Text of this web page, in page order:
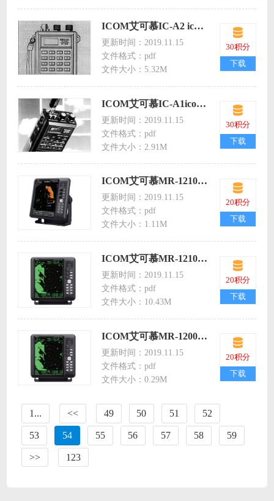
ICOM艾可慕IC-A2 icoma2航空手持对讲机英文说明书
更新时间：2019.11.15
文件格式：pdf
文件大小：5.32M
30积分
下载
ICOM艾可慕IC-A1icoma1航空手持对讲机英文说明书
更新时间：2019.11.15
文件格式：pdf
文件大小：2.91M
30积分
下载
ICOM艾可慕MR-1210R2_T2_T3_OG_0 icom1210r2海事接收机英文说明书
更新时间：2019.11.15
文件格式：pdf
文件大小：1.11M
20积分
下载
ICOM艾可慕MR-1210R2_T2_T3_2 icom1210r2海事雷达英文说明书
更新时间：2019.11.15
文件格式：pdf
文件大小：10.43M
20积分
下载
ICOM艾可慕MR-1200R2_T2_T3_OG_0 icom1200r2海事接收机英文说明书
更新时间：2019.11.15
文件格式：pdf
文件大小：0.29M
20积分
下载
1... << 49 50 51 52
53 54 55 56 57 58 59
>> 123